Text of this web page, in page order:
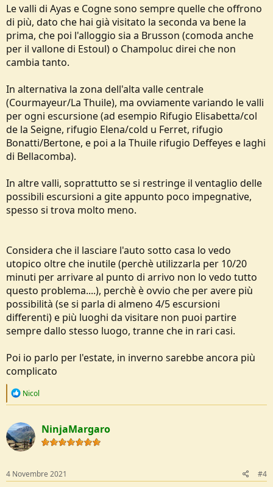
Le valli di Ayas e Cogne sono sempre quelle che offrono
di più, dato che hai già visitato la seconda va bene la
prima, che poi l'alloggio sia a Brusson (comoda anche
per il vallone di Estoul) o Champoluc direi che non
cambia tanto.
In alternativa la zona dell'alta valle centrale
(Courmayeur/La Thuile), ma ovviamente variando le valli
per ogni escursione (ad esempio Rifugio Elisabetta/col
de la Seigne, rifugio Elena/cold u Ferret, rifugio
Bonatti/Bertone, e poi a la Thuile rifugio Deffeyes e laghi
di Bellacomba).
In altre valli, soprattutto se si restringe il ventaglio delle
possibili escursioni a gite appunto poco impegnative,
spesso si trova molto meno.
Considera che il lasciare l'auto sotto casa lo vedo
utopico oltre che inutile (perchè utilizzarla per 10/20
minuti per arrivare al punto di arrivo non lo vedo tutto
questo problema....), perchè è ovvio che per avere più
possibilità (se si parla di almeno 4/5 escursioni
differenti) e più luoghi da visitare non puoi partire
sempre dallo stesso luogo, tranne che in rari casi.
Poi io parlo per l'estate, in inverno sarebbe ancora più
complicato
R
c
t
i
o
s
:
Nicol
NinjaMargaro
4 Novembre 2021 #4